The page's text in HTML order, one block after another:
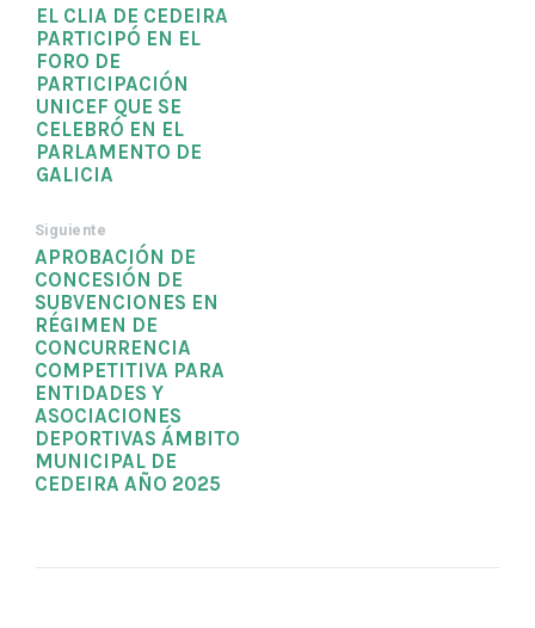
EL CLIA DE CEDEIRA
PARTICIPÓ EN EL
FORO DE
PARTICIPACIÓN
UNICEF QUE SE
CELEBRÓ EN EL
PARLAMENTO DE
GALICIA
Siguiente
APROBACIÓN DE
CONCESIÓN DE
SUBVENCIONES EN
RÉGIMEN DE
CONCURRENCIA
COMPETITIVA PARA
ENTIDADES Y
ASOCIACIONES
DEPORTIVAS ÁMBITO
MUNICIPAL DE
CEDEIRA AÑO 2025